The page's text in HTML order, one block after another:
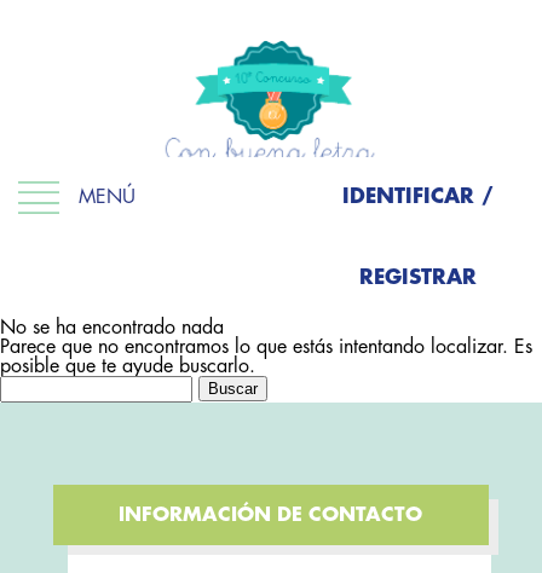
MENÚ IDENTIFICAR /
REGISTRAR
No se ha encontrado nada
Parece que no encontramos lo que estás intentando localizar. Es
posible que te ayude buscarlo.
INFORMACIÓN DE CONTACTO